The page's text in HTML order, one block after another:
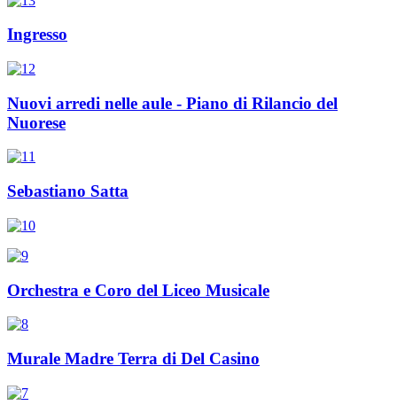
Ingresso
Nuovi arredi nelle aule - Piano di Rilancio del
Nuorese
Sebastiano Satta
Orchestra e Coro del Liceo Musicale
Murale Madre Terra di Del Casino